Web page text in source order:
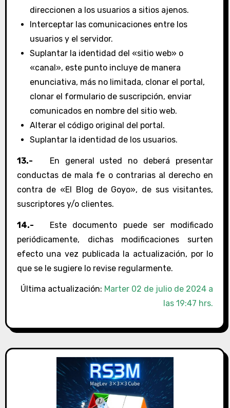
direccionen a los usuarios a sitios ajenos.
Interceptar las comunicaciones entre los
usuarios y el servidor.
Suplantar la identidad del «sitio web» o
«canal», este punto incluye de manera
enunciativa, más no limitada, clonar el portal,
clonar el formulario de suscripción, enviar
comunicados en nombre del sitio web.
Alterar el código original del portal.
Suplantar la identidad de los usuarios.
13.- En general usted no deberá presentar
conductas de mala fe o contrarias al derecho en
contra de «El Blog de Goyo», de sus visitantes,
suscriptores y/o clientes.
14.- Este documento puede ser modificado
periódicamente, dichas modificaciones surten
efecto una vez publicada la actualización, por lo
que se le sugiere lo revise regularmente.
Última actualización: Marter 02 de julio de 2024 a
las 19:47 hrs.